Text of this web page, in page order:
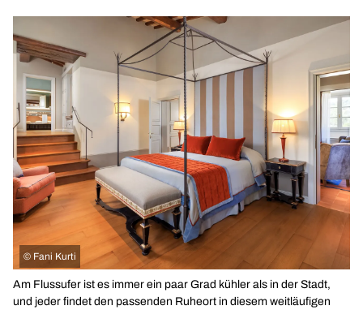
© Fani Kurti
Am Flussufer ist es immer ein paar Grad kühler als in der Stadt,
und jeder findet den passenden Ruheort in diesem weitläufigen